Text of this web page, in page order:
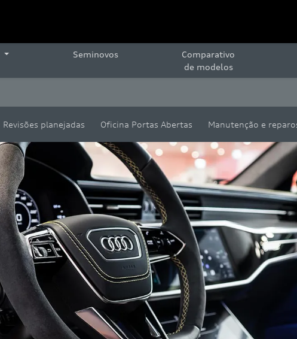
Seminovos
Comparativo
de modelos
Revisões planejadas Oficina Portas Abertas Manutenção e